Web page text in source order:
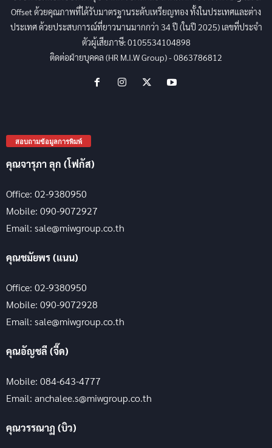
Offset ด้วยคุณภาพที่ได้รับมาตรฐานระดับเหรียญทอง ทั้งในประเทศและต่าง
ประเทศ ด้วยประสบการณ์ที่ยาวนานมากกว่า 34 ปี (ในปี 2025) เลขที่ประจำ
ตัวผู้เสียภาษี: 0105534104898
ติดต่อฝ่ายบุคคล (HR M.I.W Group) - 0863786812
สอบถามข้อมูลการพิมพ์
คุณจารุภา ลุก (โฟกัส)
Office: 02-9380950
Mobile: 090-9072927
Email: sale@miwgroup.co.th
คุณชมัยพร (แนน)
Office: 02-9380950
Mobile: 090-9072928
Email: sale@miwgroup.co.th
คุณอัญชลี (จี๊ด)
Mobile: 084-643-4777
Email: anchalee.s@miwgroup.co.th
คุณวรรณาฏ (บิว)